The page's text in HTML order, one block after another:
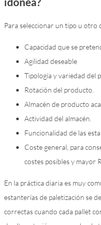
Para seleccionar un tipo u otro
Capacidad que se
Agilidad deseable
Tipología y variedad del
Rotación del producto.
Almacén de producto
Actividad del almacén.
Funcionalidad de las
Coste general, para
costes posibles y mayor
En la práctica diaria es muy
estanterías de paletización se
correctas cuando cada pallet